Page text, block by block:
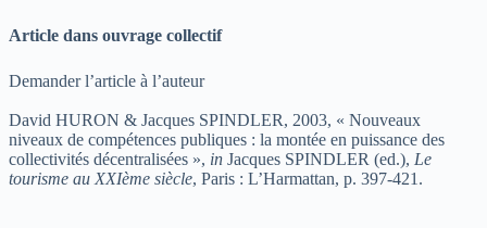
Article dans ouvrage collectif
Demander l’article à l’auteur
David HURON & Jacques SPINDLER, 2003, « Nouveaux
niveaux de compétences publiques : la montée en puissance des
collectivités décentralisées », in Jacques SPINDLER (ed.), Le
tourisme au XXIème siècle, Paris : L’Harmattan, p. 397-421.